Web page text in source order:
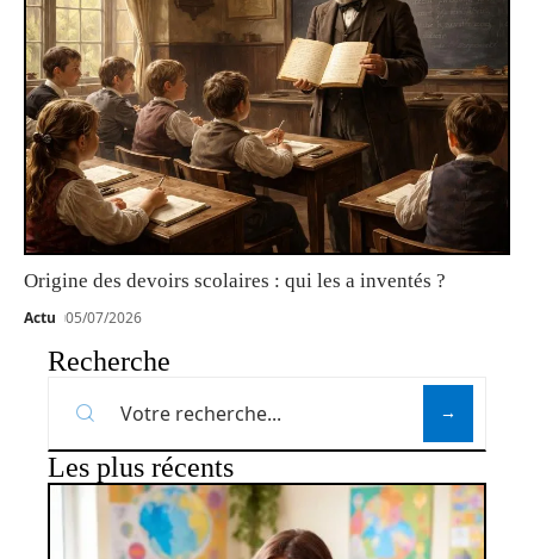
Origine des devoirs scolaires : qui les a inventés ?
Actu 05/07/2026
Recherche
Les plus récents